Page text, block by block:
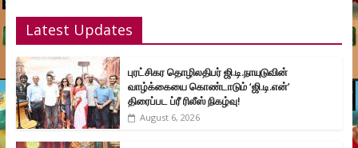
Latest Updates
புரட்சிகர தொழிலதிபர் ஜி.டி.நாயுடுவின்
வாழ்க்கையை கொண்டாடும் ‘ஜி.டி.என்’
திரைப்பட ப்ரீ ரிலீஸ் நிகழ்வு!
August 6, 2026